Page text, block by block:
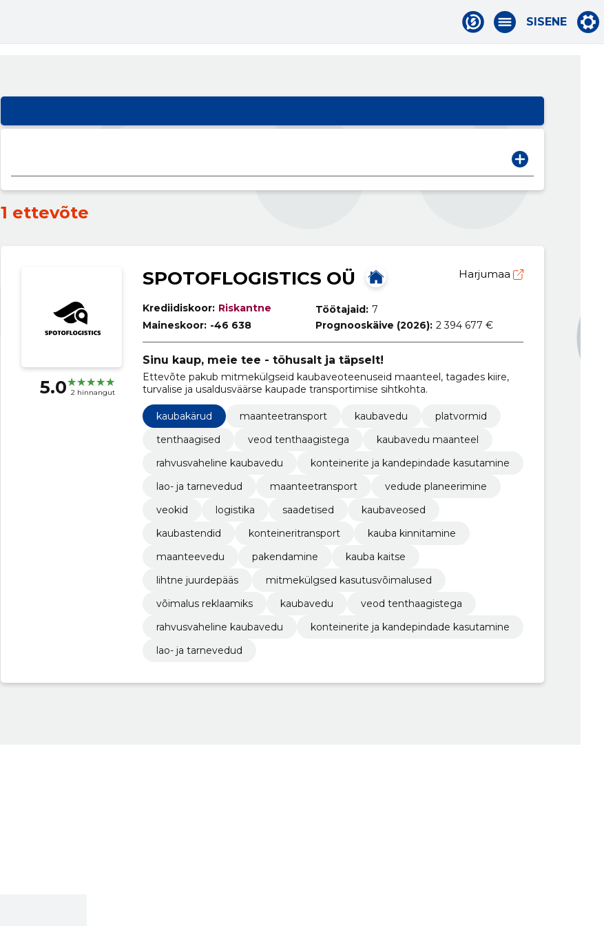
SISENE
1 ettevõte
5.0 2 hinnangut
SPOTOFLOGISTICS OÜ Harjumaa
Krediidiskoor: Riskantne
Maineskoor: -46 638
Töötajaid: 7
Prognooskäive (2026): 2 394 677 €
Sinu kaup, meie tee - tõhusalt ja täpselt!
Ettevõte pakub mitmekülgseid kaubaveoteenuseid maanteel, tagades kiire,
turvalise ja usaldusväärse kaupade transportimise sihtkohta.
kaubakärud maanteetransport kaubavedu
platvormid
tenthaagised
veod tenthaagistega
kaubavedu maanteel
rahvusvaheline kaubavedu
konteinerite ja kandepindade kasutamine
lao- ja tarnevedud
maanteetransport
vedude planeerimine
veokid
logistika saadetised
kaubaveosed
kaubastendid
konteineritransport
kauba kinnitamine
maanteevedu
pakendamine
kauba kaitse
lihtne juurdepääs
mitmekülgsed kasutusvõimalused
võimalus reklaamiks
kaubavedu
veod tenthaagistega
rahvusvaheline kaubavedu
konteinerite ja kandepindade kasutamine
lao- ja tarnevedud